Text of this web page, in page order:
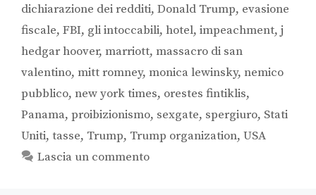
dichiarazione dei redditi, Donald Trump, evasione
fiscale, FBI, gli intoccabili, hotel, impeachment, j
hedgar hoover, marriott, massacro di san
valentino, mitt romney, monica lewinsky, nemico
pubblico, new york times, orestes fintiklis,
Panama, proibizionismo, sexgate, spergiuro, Stati
Uniti, tasse, Trump, Trump organization, USA
Lascia un commento